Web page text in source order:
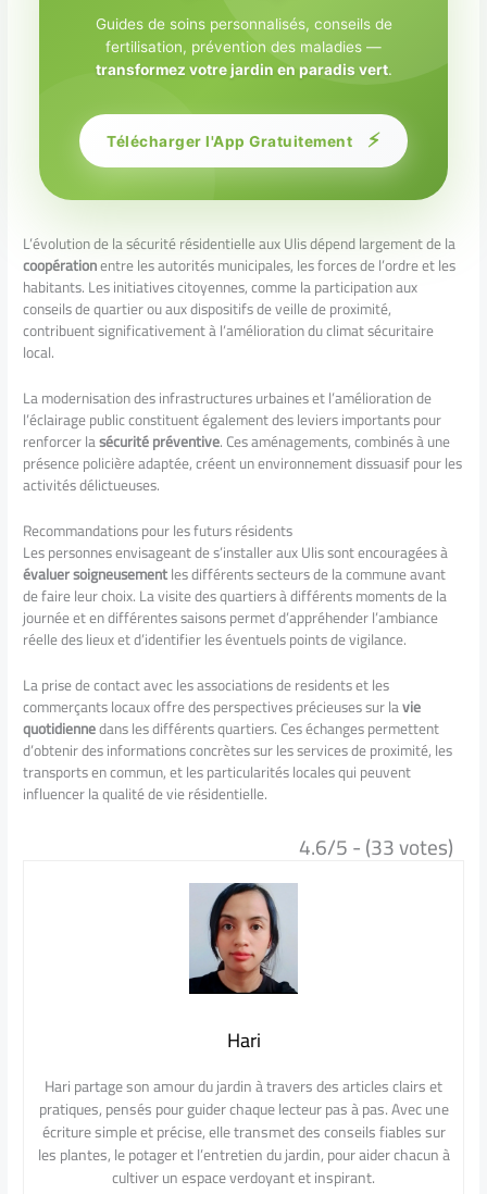
Guides de soins personnalisés, conseils de
fertilisation, prévention des maladies —
transformez votre jardin en paradis vert.
Télécharger l'App Gratuitement ⚡
L’évolution de la sécurité résidentielle aux Ulis dépend largement de la
coopérationentre les autorités municipales, les forces de l’ordre et les
habitants. Les initiatives citoyennes, comme la participation aux
conseils de quartier ou aux dispositifs de veille de proximité,
contribuent significativement à l’amélioration du climat sécuritaire
local.
La modernisation des infrastructures urbaines et l’amélioration de
l’éclairage public constituent également des leviers importants pour
renforcer lasécurité préventive. Ces aménagements, combinés à une
présence policière adaptée, créent un environnement dissuasif pour les
activités délictueuses.
Recommandations pour les futurs résidents
Les personnes envisageant de s’installer aux Ulis sont encouragées à
évaluer soigneusementles différents secteurs de la commune avant
de faire leur choix. La visite des quartiers à différents moments de la
journée et en différentes saisons permet d’appréhender l’ambiance
réelle des lieux et d’identifier les éventuels points de vigilance.
La prise de contact avec les associations de residents et les
commerçants locaux offre des perspectives précieuses sur lavie
quotidiennedans les différents quartiers. Ces échanges permettent
d’obtenir des informations concrètes sur les services de proximité, les
transports en commun, et les particularités locales qui peuvent
influencer la qualité de vie résidentielle.
4.6/5 - (33 votes)
Hari
Hari partage son amour du jardin à travers des articles clairs et
pratiques, pensés pour guider chaque lecteur pas à pas. Avec une
écriture simple et précise, elle transmet des conseils fiables sur
les plantes, le potager et l’entretien du jardin, pour aider chacun à
cultiver un espace verdoyant et inspirant.